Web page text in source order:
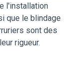
l'installation
que le blindage
sont des
rigueur.